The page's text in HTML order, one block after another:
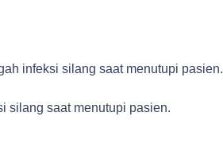
infeksi silang saat menutupi pasien.
silang saat menutupi pasien.